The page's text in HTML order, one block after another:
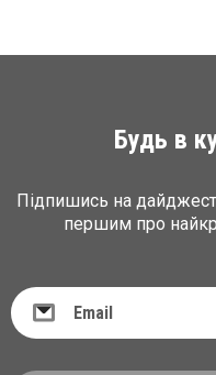
Будь в
Підпишись на дайджест
першим про